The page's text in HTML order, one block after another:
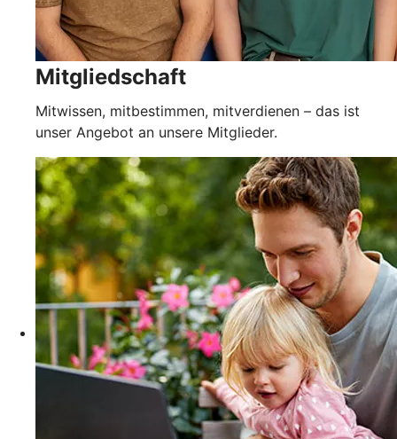
Mitgliedschaft
Mitwissen, mitbestimmen, mitverdienen – das ist
unser Angebot an unsere Mitglieder.